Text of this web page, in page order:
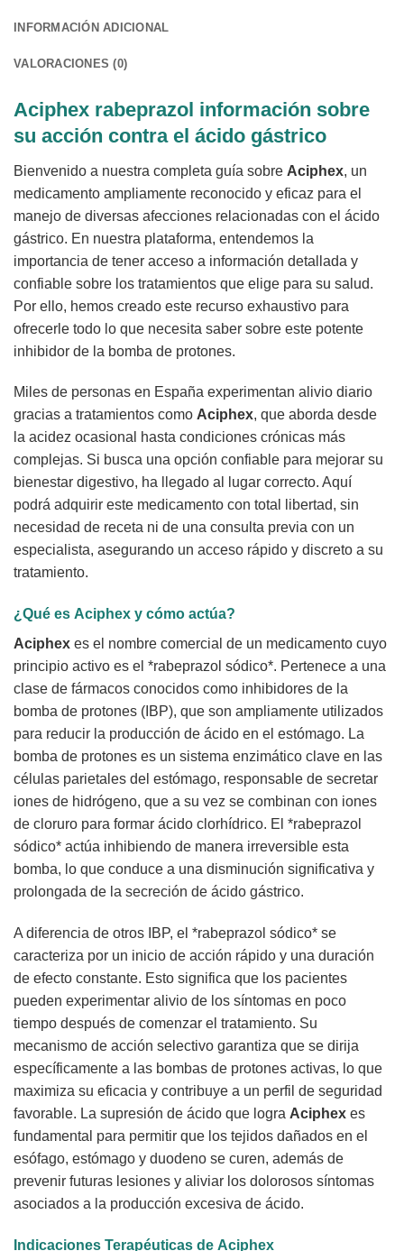
INFORMACIÓN ADICIONAL
VALORACIONES (0)
Aciphex rabeprazol información sobre
su acción contra el ácido gástrico
Bienvenido a nuestra completa guía sobre Aciphex, un
medicamento ampliamente reconocido y eficaz para el
manejo de diversas afecciones relacionadas con el ácido
gástrico. En nuestra plataforma, entendemos la
importancia de tener acceso a información detallada y
confiable sobre los tratamientos que elige para su salud.
Por ello, hemos creado este recurso exhaustivo para
ofrecerle todo lo que necesita saber sobre este potente
inhibidor de la bomba de protones.
Miles de personas en España experimentan alivio diario
gracias a tratamientos como Aciphex, que aborda desde
la acidez ocasional hasta condiciones crónicas más
complejas. Si busca una opción confiable para mejorar su
bienestar digestivo, ha llegado al lugar correcto. Aquí
podrá adquirir este medicamento con total libertad, sin
necesidad de receta ni de una consulta previa con un
especialista, asegurando un acceso rápido y discreto a su
tratamiento.
¿Qué es Aciphex y cómo actúa?
Aciphex es el nombre comercial de un medicamento cuyo
principio activo es el *rabeprazol sódico*. Pertenece a una
clase de fármacos conocidos como inhibidores de la
bomba de protones (IBP), que son ampliamente utilizados
para reducir la producción de ácido en el estómago. La
bomba de protones es un sistema enzimático clave en las
células parietales del estómago, responsable de secretar
iones de hidrógeno, que a su vez se combinan con iones
de cloruro para formar ácido clorhídrico. El *rabeprazol
sódico* actúa inhibiendo de manera irreversible esta
bomba, lo que conduce a una disminución significativa y
prolongada de la secreción de ácido gástrico.
A diferencia de otros IBP, el *rabeprazol sódico* se
caracteriza por un inicio de acción rápido y una duración
de efecto constante. Esto significa que los pacientes
pueden experimentar alivio de los síntomas en poco
tiempo después de comenzar el tratamiento. Su
mecanismo de acción selectivo garantiza que se dirija
específicamente a las bombas de protones activas, lo que
maximiza su eficacia y contribuye a un perfil de seguridad
favorable. La supresión de ácido que logra Aciphex es
fundamental para permitir que los tejidos dañados en el
esófago, estómago y duodeno se curen, además de
prevenir futuras lesiones y aliviar los dolorosos síntomas
asociados a la producción excesiva de ácido.
Indicaciones Terapéuticas de Aciphex